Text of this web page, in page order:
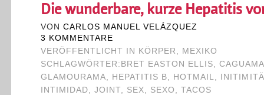
Die wunderbare, kurze Hepatitis
VON CARLOS MANUEL VELÁZQUEZ
3 KOMMENTARE
VERÖFFENTLICHT IN
KÖRPER , MEXIKO
SCHLAGWÖRTER: BRET EASTON ELLIS,
GLAMOURAMA, HEPATITIS B, HOTMAIL,
INTIMIDAD, JOINT, SEX, SEXO ,TACOS